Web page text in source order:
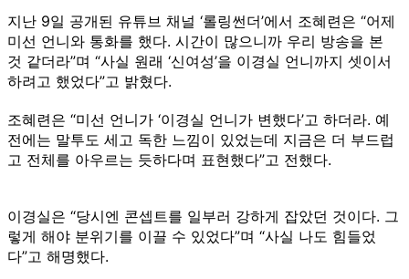
지난 9일 공개된 유튜브 채널 ‘롤링썬더’에서 조혜련은 “어제
미선 언니와 통화를 했다. 시간이 많으니까 우리 방송을 본
것 같더라”며 “사실 원래 ‘신여성’을 이경실 언니까지 셋이서
하려고 했었다”고 밝혔다.
조혜련은 “미선 언니가 ‘이경실 언니가 변했다’고 하더라. 예
전에는 말투도 세고 독한 느낌이 있었는데 지금은 더 부드럽
고 전체를 아우르는 듯하다며 표현했다”고 전했다.
이경실은 “당시엔 콘셉트를 일부러 강하게 잡았던 것이다. 그
렇게 해야 분위기를 이끌 수 있었다”며 “사실 나도 힘들었
다”고 해명했다.